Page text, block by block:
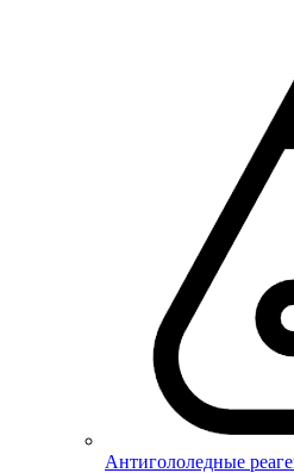
Антигололедные